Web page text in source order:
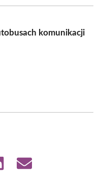
komunikacji
Share